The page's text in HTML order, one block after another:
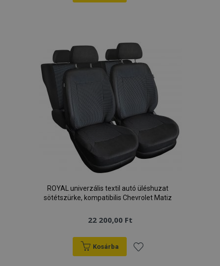
kívánságlistához
ROYAL univerzális textil autó üléshuzat
sötétszürke, kompatibilis Chevrolet Matiz
22 200,00 Ft
Kosárba